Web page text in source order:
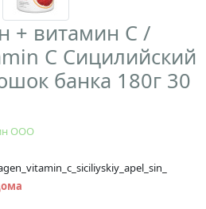
+ витамин С /
C Сицилийский
банка 180г 30
ООО